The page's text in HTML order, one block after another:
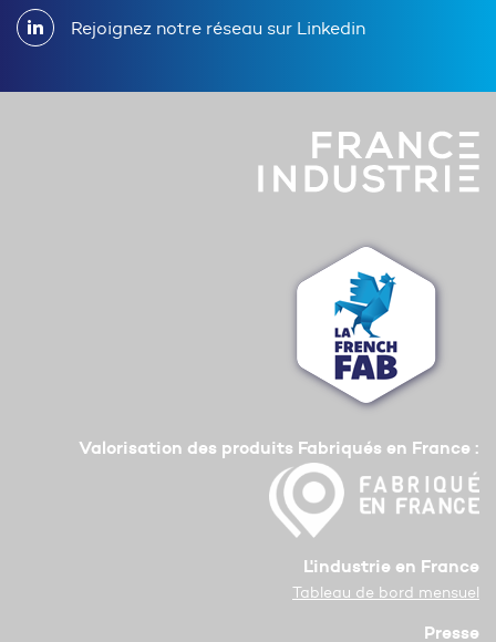
Rejoignez notre réseau sur Linkedin
Valorisation des produits Fabriqués en France :
L'industrie en France
Tableau de bord mensuel
Presse